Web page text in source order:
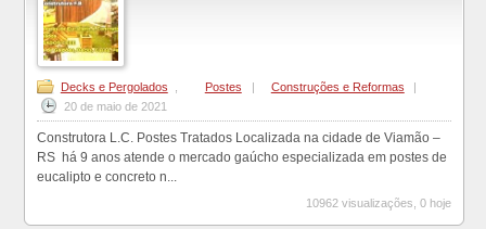
Decks e Pergolados Postes Construções e Reformas
20 de maio de 2021
Construtora L.C. Postes Tratados Localizada na cidade de Viamão –
RS há 9 anos atende o mercado gaúcho especializada em postes de
eucalipto e concreto n...
10962 visualizações, 0 hoje